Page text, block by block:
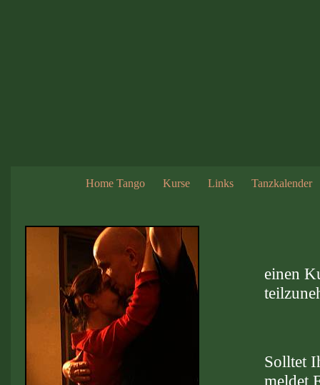
Home Tango Kurse Links Tanzkalender
einen
Solltet
meldet